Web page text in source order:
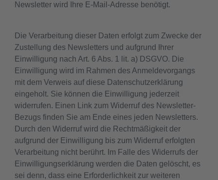
Newsletter wird Ihre E-Mail-Adresse benötigt.
Die Verarbeitung dieser Daten erfolgt zum Zwecke der
Zustellung des Newsletters und aufgrund Ihrer
Einwilligung nach Art. 6 Abs. 1 lit. a) DSGVO. Die
Einwilligung wird im Rahmen des Anmeldevorgangs
mit dem Verweis auf diese Datenschutzerklärung
eingeholt. Sie können die Einwilligung jederzeit
widerrufen. Einen Link zum Widerruf des Newsletter-
Bezugs finden Sie am Ende eines jeden Newsletters.
Durch den Widerruf wird die Rechtmäßigkeit der
aufgrund der Einwilligung bis zum Widerruf erfolgten
Verarbeitung nicht berührt. Im Falle des Widerrufs der
Einwilligungserklärung werden die Daten gelöscht, es
sei denn, dass eine Erforderlichkeit zur weiteren